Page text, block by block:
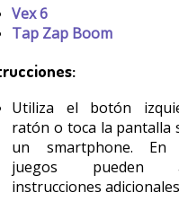
Vex 6
Tap Zap Boom
Utiliza el botón
ratón o toca la pantalla
un smartphone. En
juegos pueden
instrucciones